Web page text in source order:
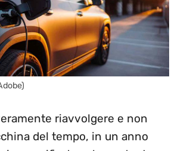
riavvolgere e non
del tempo, in un anno